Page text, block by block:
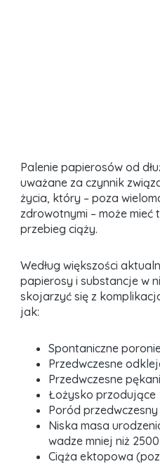
Palenie papierosów od
uważane za czynnik
życia, który – poza
zdrowotnymi – może mieć
przebieg ciąży.
Według większości
papierosy i substancje w
skojarzyć się z
jak:
Spontaniczne
Przedwczesne
Przedwczesne
Łożysko przodujące
Poród przedwczesny
Niska masa
wadze mniej niż
Ciąża ektopowa